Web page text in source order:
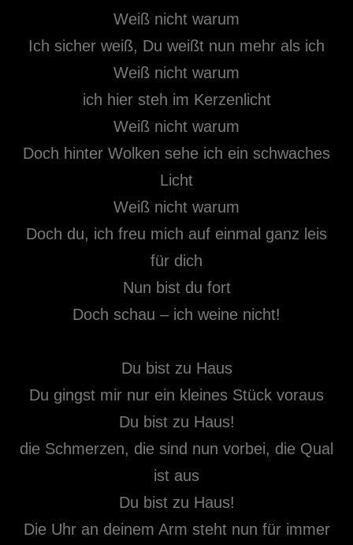
Weiß nicht warum
Ich sicher weiß, Du weißt nun mehr als ich
Weiß nicht warum
ich hier steh im Kerzenlicht
Weiß nicht warum
Doch hinter Wolken sehe ich ein schwaches
Licht
Weiß nicht warum
Doch du, ich freu mich auf einmal ganz leis
für dich
Nun bist du fort
Doch schau – ich weine nicht!
Du bist zu Haus
Du gingst mir nur ein kleines Stück voraus
Du bist zu Haus!
die Schmerzen, die sind nun vorbei, die Qual
ist aus
Du bist zu Haus!
Die Uhr an deinem Arm steht nun für immer